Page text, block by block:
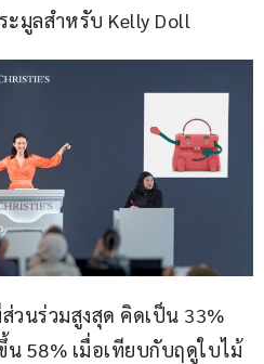
ะมูลสำหรับ Kelly Doll
นร่วมสูงสุด คิดเป็น 33%
58% เมื่อเทียบกับฤดูใบไม้